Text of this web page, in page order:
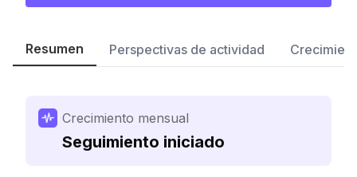
Resumen Perspectivas de actividad
Crecimiento mensual
Seguimiento iniciado